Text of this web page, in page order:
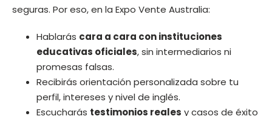
seguras. Por eso, en la Expo Vente Australia:
Hablarás cara a cara con instituciones
educativas oficiales, sin intermediarios ni
promesas falsas.
Recibirás orientación personalizada sobre tu
perfil, intereses y nivel de inglés.
Escucharás testimonios reales y casos de éxito